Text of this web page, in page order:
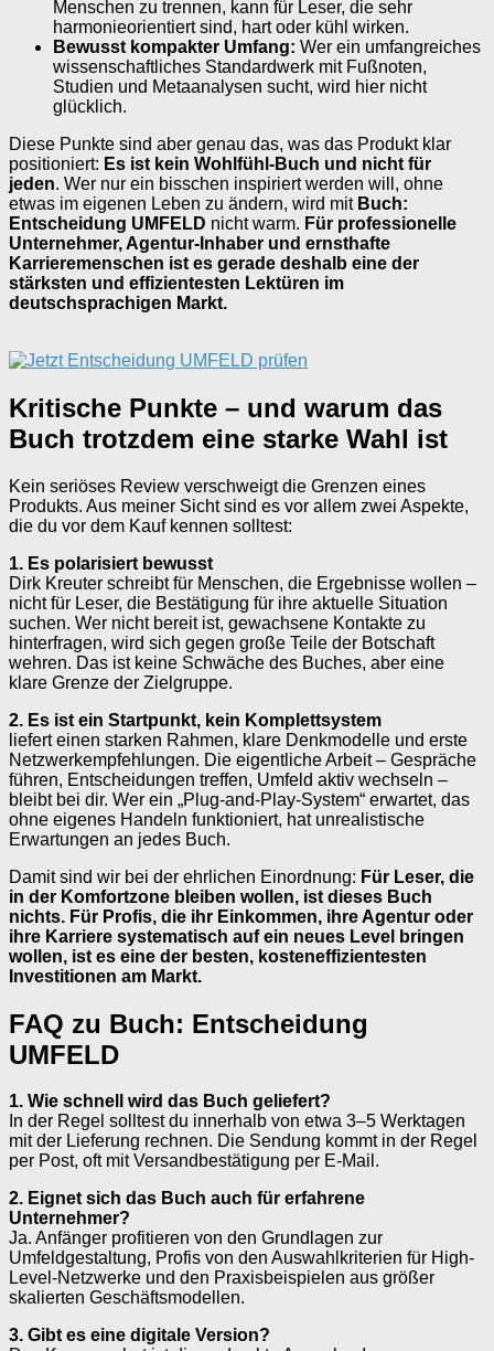
Menschen zu trennen, kann für Leser, die sehr
harmonieorientiert sind, hart oder kühl wirken.
Bewusst kompakter Umfang: Wer ein umfangreiches
wissenschaftliches Standardwerk mit Fußnoten,
Studien und Metaanalysen sucht, wird hier nicht
glücklich.
Diese Punkte sind aber genau das, was das Produkt klar
positioniert: Es ist kein Wohlfühl-Buch und nicht für
jeden. Wer nur ein bisschen inspiriert werden will, ohne
etwas im eigenen Leben zu ändern, wird mit Buch:
Entscheidung UMFELD nicht warm. Für professionelle
Unternehmer, Agentur-Inhaber und ernsthafte
Karrieremenschen ist es gerade deshalb eine der
stärksten und effizientesten Lektüren im
deutschsprachigen Markt.
Kritische Punkte – und warum das
Buch trotzdem eine starke Wahl ist
Kein seriöses Review verschweigt die Grenzen eines
Produkts. Aus meiner Sicht sind es vor allem zwei Aspekte,
die du vor dem Kauf kennen solltest:
1. Es polarisiert bewusst
Dirk Kreuter schreibt für Menschen, die Ergebnisse wollen –
nicht für Leser, die Bestätigung für ihre aktuelle Situation
suchen. Wer nicht bereit ist, gewachsene Kontakte zu
hinterfragen, wird sich gegen große Teile der Botschaft
wehren. Das ist keine Schwäche des Buches, aber eine
klare Grenze der Zielgruppe.
2. Es ist ein Startpunkt, kein Komplettsystem
liefert einen starken Rahmen, klare Denkmodelle und erste
Netzwerkempfehlungen. Die eigentliche Arbeit – Gespräche
führen, Entscheidungen treffen, Umfeld aktiv wechseln –
bleibt bei dir. Wer ein „Plug-and-Play-System“ erwartet, das
ohne eigenes Handeln funktioniert, hat unrealistische
Erwartungen an jedes Buch.
Damit sind wir bei der ehrlichen Einordnung: Für Leser, die
in der Komfortzone bleiben wollen, ist dieses Buch
nichts. Für Profis, die ihr Einkommen, ihre Agentur oder
ihre Karriere systematisch auf ein neues Level bringen
wollen, ist es eine der besten, kosteneffizientesten
Investitionen am Markt.
FAQ zu Buch: Entscheidung
UMFELD
1. Wie schnell wird das Buch geliefert?
In der Regel solltest du innerhalb von etwa 3–5 Werktagen
mit der Lieferung rechnen. Die Sendung kommt in der Regel
per Post, oft mit Versandbestätigung per E-Mail.
2. Eignet sich das Buch auch für erfahrene
Unternehmer?
Ja. Anfänger profitieren von den Grundlagen zur
Umfeldgestaltung, Profis von den Auswahlkriterien für High-
Level-Netzwerke und den Praxisbeispielen aus größer
skalierten Geschäftsmodellen.
3. Gibt es eine digitale Version?